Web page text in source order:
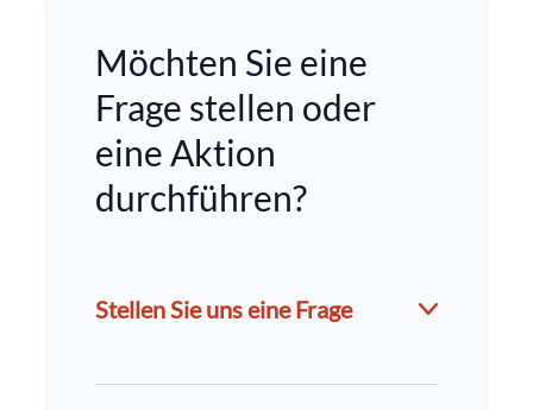
Möchten Sie eine
Frage stellen oder
eine Aktion
durchführen?
Stellen Sie uns eine Frage